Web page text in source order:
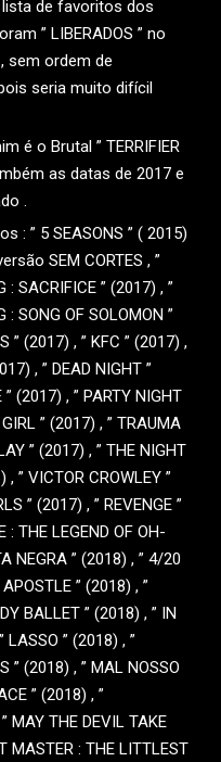
lista de favoritos dos
” LIBERADOS ” no
sem ordem de
seria muito difícil
é o Brutal ” TERRIFIER
as datas de 2017 e
.
: ” 5 SEASONS ” ( 2015)
SEM CORTES , ”
: SACRIFICE ” (2017) , ”
: SONG OF SOLOMON ”
” (2017) , ” KFC ” (2017) ,
, ” DEAD NIGHT ”
(2017) , ” PARTY NIGHT
” (2017) , ” TRAUMA
” (2017) , ” THE NIGHT
” VICTOR CROWLEY ”
” (2017) , ” REVENGE ”
: THE LEGEND OF OH-
NEGRA ” (2018) , ” 4/20
” (2018) , ”
BALLET ” (2018) , ” IN
LASSO ” (2018) , ”
” (2018) , ” MAL NOSSO
” (2018) , ”
MAY THE DEVIL TAKE
MASTER : THE LITTLEST